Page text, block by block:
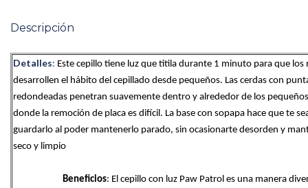
Descripción
Detalles: Este cepillo tiene luz que titila durante 1 minuto para que los
desarrollen el hábito del cepillado desde pequeños. Las cerdas con
redondeadas penetran suavemente dentro y alrededor de los
donde la remoción de placa es difícil. La base con sopapa hace que te
guardarlo al poder mantenerlo parado, sin ocasionarte desorden y
seco y limpio
Beneficios: El cepillo con luz Paw Patrol es una manera